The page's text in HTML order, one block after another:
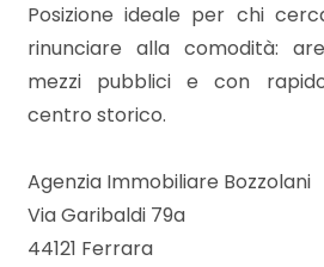
Posizione ideale per chi
rinunciare alla comodità:
mezzi pubblici e con
centro storico.
Agenzia Immobiliare Bozzolani
Via Garibaldi 79a
44121 Ferrara
Bagni
minimi